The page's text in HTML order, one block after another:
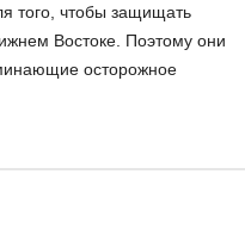
того, чтобы защищать
Востоке. Поэтому они
осторожное